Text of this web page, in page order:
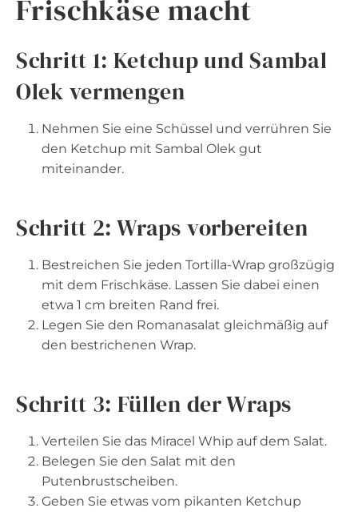
Frischkäse macht
Schritt 1: Ketchup und Sambal
Olek vermengen
Nehmen Sie eine Schüssel und verrühren Sie
den Ketchup mit Sambal Olek gut
miteinander.
Schritt 2: Wraps vorbereiten
Bestreichen Sie jeden Tortilla-Wrap großzügig
mit dem Frischkäse. Lassen Sie dabei einen
etwa 1 cm breiten Rand frei.
Legen Sie den Romanasalat gleichmäßig auf
den bestrichenen Wrap.
Schritt 3: Füllen der Wraps
Verteilen Sie das Miracel Whip auf dem Salat.
Belegen Sie den Salat mit den
Putenbrustscheiben.
Geben Sie etwas vom pikanten Ketchup